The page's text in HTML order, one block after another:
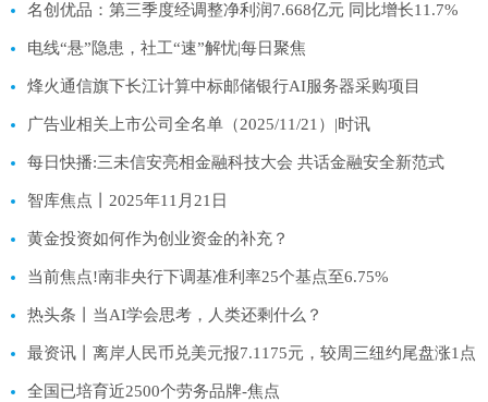
名创优品：第三季度经调整净利润7.668亿元 同比增长11.7%
电线“悬”隐患，社工“速”解忧|每日聚焦
烽火通信旗下长江计算中标邮储银行AI服务器采购项目
广告业相关上市公司全名单（2025/11/21）|时讯
每日快播:三未信安亮相金融科技大会 共话金融安全新范式
智库焦点丨2025年11月21日
黄金投资如何作为创业资金的补充？
当前焦点!南非央行下调基准利率25个基点至6.75%
热头条丨当AI学会思考，人类还剩什么？
最资讯丨离岸人民币兑美元报7.1175元，较周三纽约尾盘涨1点
全国已培育近2500个劳务品牌-焦点